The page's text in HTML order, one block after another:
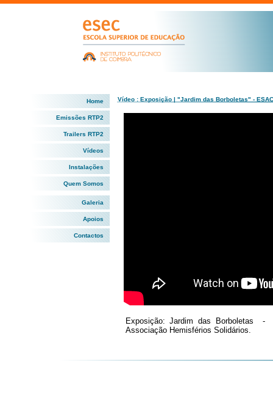
Home
Emissões RTP2
Trailers RTP2
Vídeos
Instalações
Quem Somos
Galeria
Apoios
Contactos
Vídeo : Exposição | "Jardim das Borboletas" - ESAC
Exposição: Jardim das Borboletas
Associação Hemisférios Solidários.